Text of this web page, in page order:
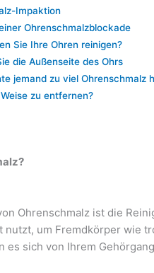
Impaktion
Ohrenschmalzblockade
Sie Ihre Ohren reinigen?
die Außenseite des Ohrs
jemand zu viel Ohrenschmalz
zu entfernen?
Ohrenschmalz ist die
nutzt, um Fremdkörper wie
es sich von Ihrem